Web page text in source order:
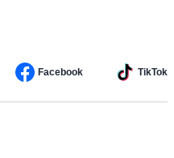
Facebook TikTok